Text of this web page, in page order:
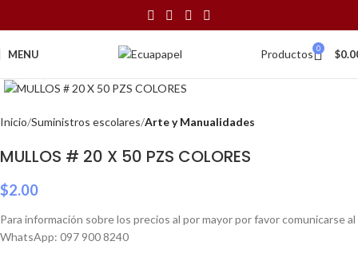
MENU Productos 0 $
Inicio Suministros escolares Arte y Manualidades
MULLOS # 20 X 50 PZS COLORES
$2.00
Para información sobre los precios al por mayor por favor comunicarse al
WhatsApp: 097 900 8240